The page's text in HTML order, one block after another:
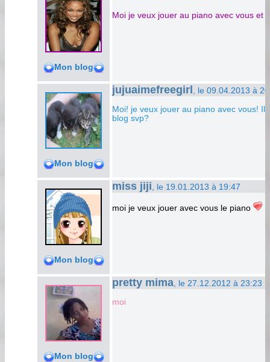
Mon blog
Moi je veux jouer au piano avec vous et
Mon blog
jujuaimefreegirl
, le 09.04.2013 à
Moi! je veux jouer au piano avec vous!
blog svp?
Mon blog
miss jiji , le 19.01.2013 à 19:47
moi je veux jouer avec vous le piano
Mon blog
pretty mima , le 27.12.2012 à 23:23
moi